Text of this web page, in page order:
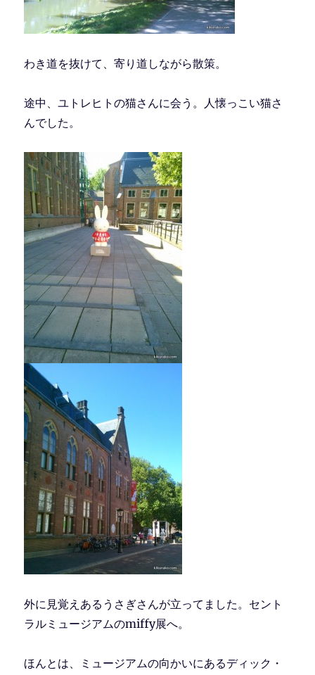
わき道を抜けて、寄り道しながら散策。
途中、ユトレヒトの猫さんに会う。人懐っこい猫さ
んでした。
外に見覚えあるうさぎさんが立ってました。セント
ラルミュージアムのmiffy展へ。
ほんとは、ミュージアムの向かいにあるディック・